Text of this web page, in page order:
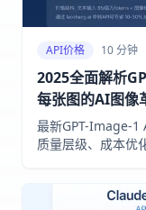
API价格 10 分钟
2025全面解析
每张图的AI图像
最新GPT-Image-1
质量层级、成本优